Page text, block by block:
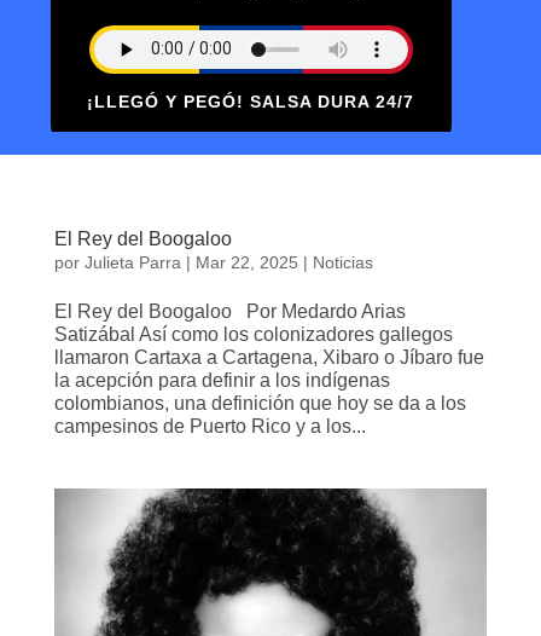
¡LLEGÓ Y PEGÓ! SALSA DURA 24/7
El Rey del Boogaloo
por Julieta Parra | Mar 22, 2025 | Noticias
El Rey del Boogaloo Por Medardo Arias
Satizábal Así como los colonizadores gallegos
llamaron Cartaxa a Cartagena, Xibaro o Jíbaro fue
la acepción para definir a los indígenas
colombianos, una definición que hoy se da a los
campesinos de Puerto Rico y a los...